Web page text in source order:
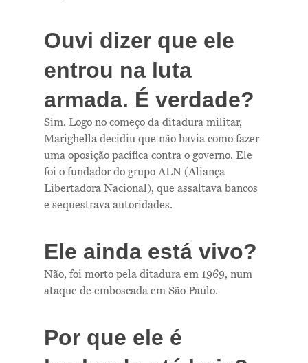
Ouvi dizer que ele
entrou na luta
armada. É verdade?
Sim. Logo no começo da ditadura militar,
Marighella decidiu que não havia como fazer
uma oposição pacífica contra o governo. Ele
foi o fundador do grupo ALN (Aliança
Libertadora Nacional), que assaltava bancos
e sequestrava autoridades.
Ele ainda está vivo?
Não, foi morto pela ditadura em 1969, num
ataque de emboscada em São Paulo.
Por que ele é